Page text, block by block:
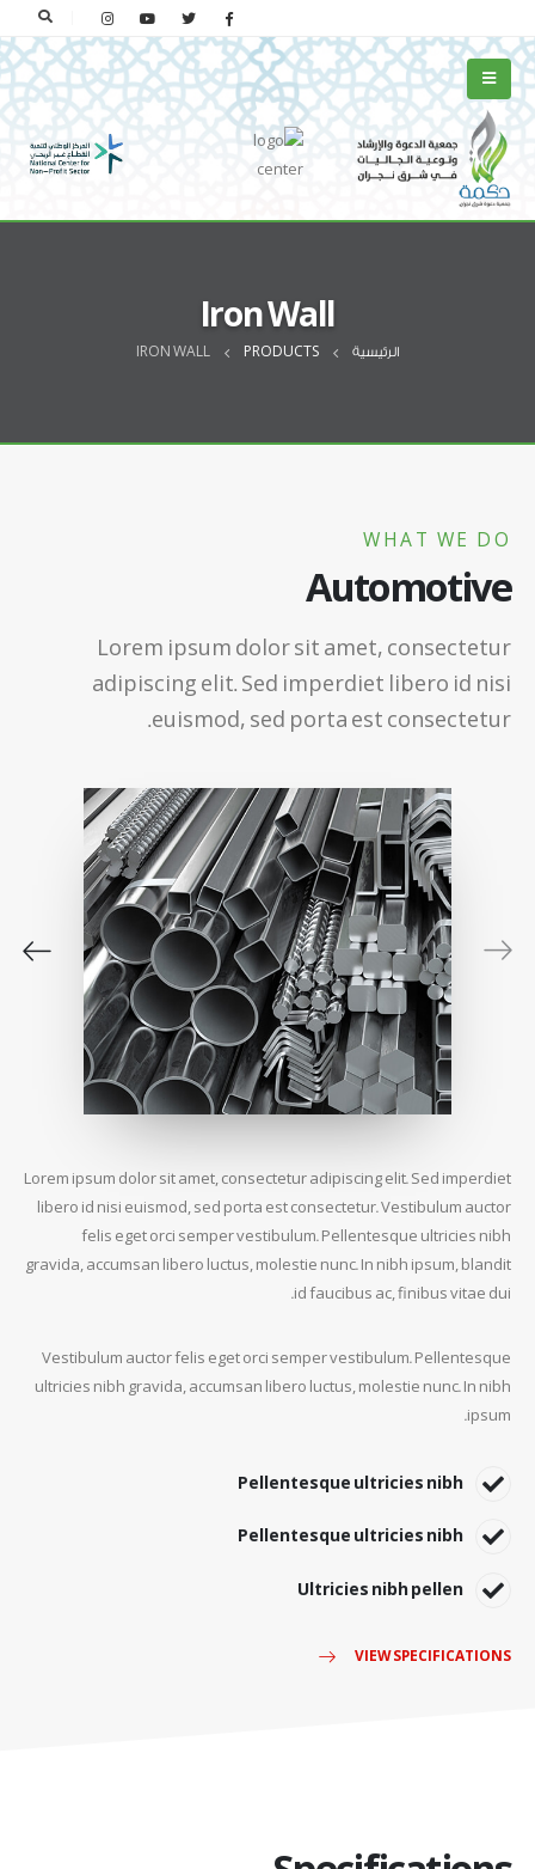
Iron Wall
الرئيسية PRODUCTS
IRON WALL
WHAT WE DO
Automotive
Lorem ipsum dolor sit amet, consectetur
adipiscing elit. Sed imperdiet libero id nisi
euismod, sed porta est consectetur.
Lorem ipsum dolor sit amet, consectetur adipiscing elit. Sed imperdiet
libero id nisi euismod, sed porta est consectetur. Vestibulum auctor
felis eget orci semper vestibulum. Pellentesque ultricies nibh
gravida, accumsan libero luctus, molestie nunc. In nibh ipsum, blandit
id faucibus ac, finibus vitae dui.
Vestibulum auctor felis eget orci semper vestibulum. Pellentesque
ultricies nibh gravida, accumsan libero luctus, molestie nunc. In nibh
ipsum.
Pellentesque ultricies nibh
Pellentesque ultricies nibh
Ultricies nibh pellen
VIEW SPECIFICATIONS